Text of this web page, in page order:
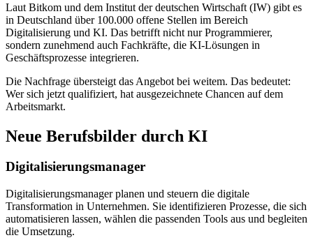
Laut Bitkom und dem Institut der deutschen Wirtschaft (IW) gibt es
in Deutschland über 100.000 offene Stellen im Bereich
Digitalisierung und KI. Das betrifft nicht nur Programmierer,
sondern zunehmend auch Fachkräfte, die KI-Lösungen in
Geschäftsprozesse integrieren.
Die Nachfrage übersteigt das Angebot bei weitem. Das bedeutet:
Wer sich jetzt qualifiziert, hat ausgezeichnete Chancen auf dem
Arbeitsmarkt.
Neue Berufsbilder durch KI
Digitalisierungsmanager
Digitalisierungsmanager planen und steuern die digitale
Transformation in Unternehmen. Sie identifizieren Prozesse, die sich
automatisieren lassen, wählen die passenden Tools aus und begleiten
die Umsetzung.